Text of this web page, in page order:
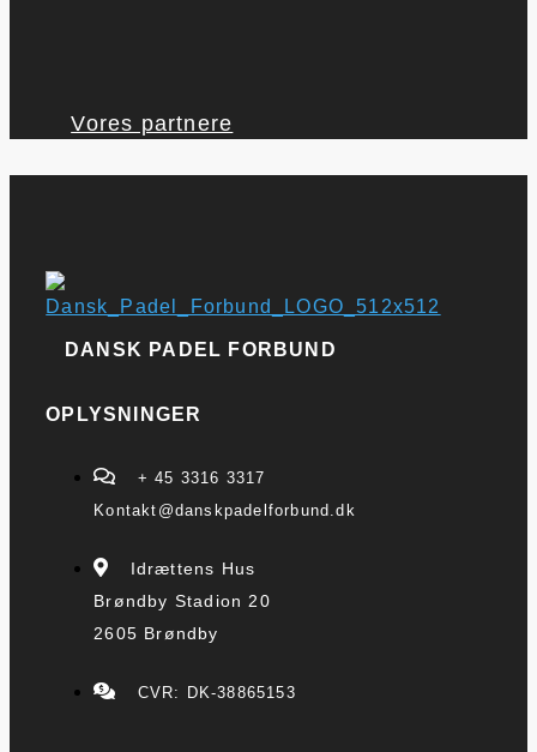
Vores partnere
DANSK PADEL FORBUND
OPLYSNINGER
+ 45 3316 3317
Kontakt@danskpadelforbund.dk
Idrættens Hus
Brøndby Stadion 20
2605 Brøndby
CVR: DK-38865153